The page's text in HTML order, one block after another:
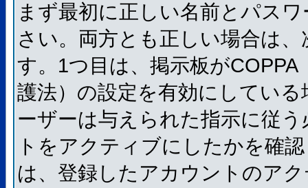
まず最初に正しい名前とパス
さい。両方とも正しい場合は
す。1つ目は、掲示板が
護法）の設定を有効にしてい
ーザーは与えられた指示に従
トをアクティブにしたかを確
は、登録したアカウントのア